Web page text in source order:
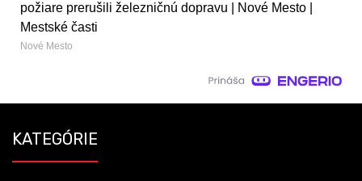
požiare prerušili železničnú dopravu | Nové Mesto |
Mestské časti
Nové Mesto
KATEGÓRIE